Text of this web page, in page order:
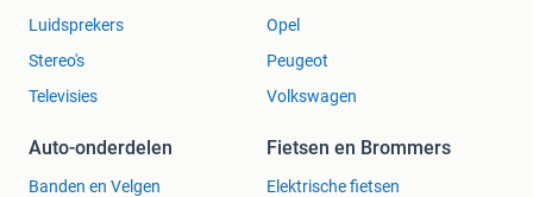
Luidsprekers
Stereo's
Televisies
Opel
Peugeot
Volkswagen
Auto-onderdelen
Banden en Velgen
Fietsen en Brommers
Elektrische fietsen